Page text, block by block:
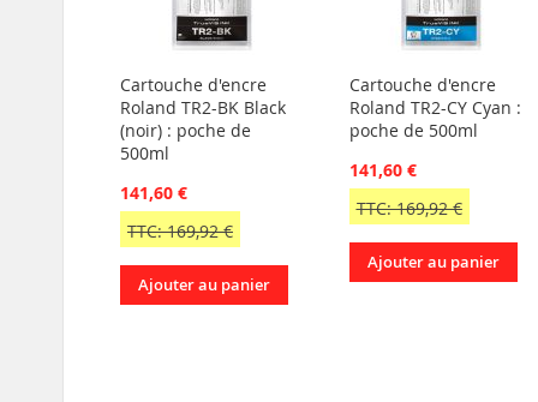
Cartouche d'encre
Roland TR2-BK Black
(noir) : poche de
500ml
141,60 €
TTC: 169,92 €
Ajouter au panier
Cartouche d'encre
Roland TR2-CY Cyan :
poche de 500ml
141,60 €
TTC: 169,92 €
Ajouter au panier